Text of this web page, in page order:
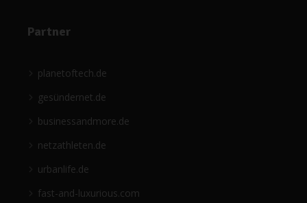
Partner
planetoftech.de
gesündernet.de
businessandmore.de
netzathleten.de
urbanlife.de
fast-and-luxurious.com